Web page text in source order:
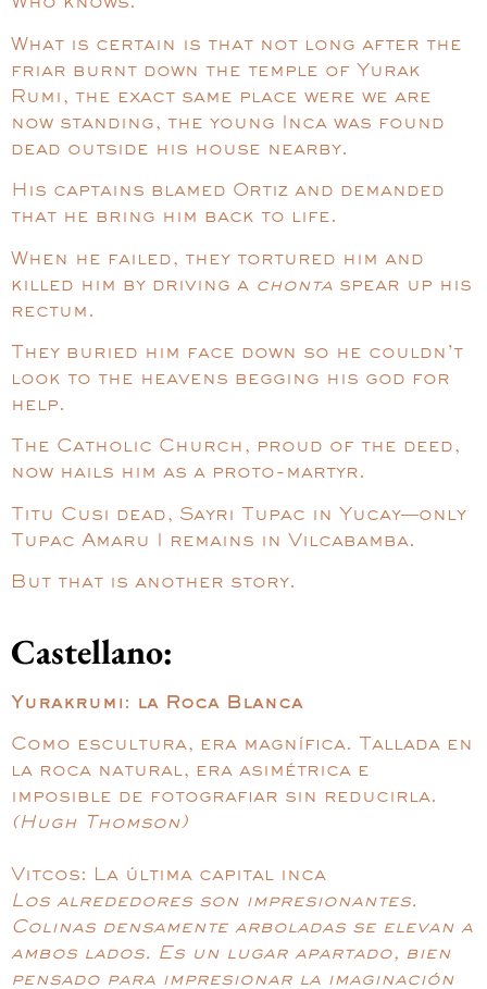
Who knows.
What is certain is that not long after the
friar burnt down the temple of Yurak
Rumi, the exact same place were we are
now standing, the young Inca was found
dead outside his house nearby.
His captains blamed Ortiz and demanded
that he bring him back to life.
When he failed, they tortured him and
killed him by driving a chonta spear up his
rectum.
They buried him face down so he couldn’t
look to the heavens begging his god for
help.
The Catholic Church, proud of the deed,
now hails him as a proto-martyr.
Titu Cusi dead, Sayri Tupac in Yucay—only
Tupac Amaru I remains in Vilcabamba.
But that is another story.
Castellano:
Yurakrumi: la Roca Blanca
Como escultura, era magnífica. Tallada en
la roca natural, era asimétrica e
imposible de fotografiar sin reducirla.
(Hugh Thomson)
Vitcos: La última capital inca
Los alrededores son impresionantes.
Colinas densamente arboladas se elevan a
ambos lados. Es un lugar apartado, bien
pensado para impresionar la imaginación